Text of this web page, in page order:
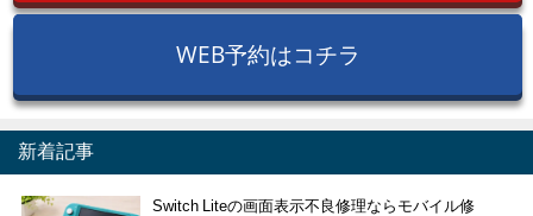
WEB予約はコチラ
新着記事
Switch Liteの画面表示不良修理ならモバイル修